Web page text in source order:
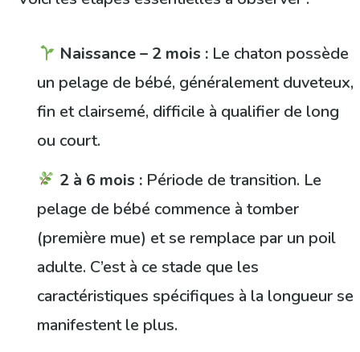
Naissance – 2 mois : Le chaton possède
un pelage de bébé, généralement duveteux,
fin et clairsemé, difficile à qualifier de long
ou court.
2 à 6 mois : Période de transition. Le
pelage de bébé commence à tomber
(première mue) et se remplace par un poil
adulte. C’est à ce stade que les
caractéristiques spécifiques à la longueur se
manifestent le plus.